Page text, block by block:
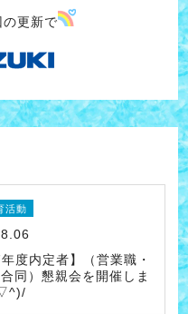
更新で
活動
年度内定者】（営業職・
同）懇親会を開催しま